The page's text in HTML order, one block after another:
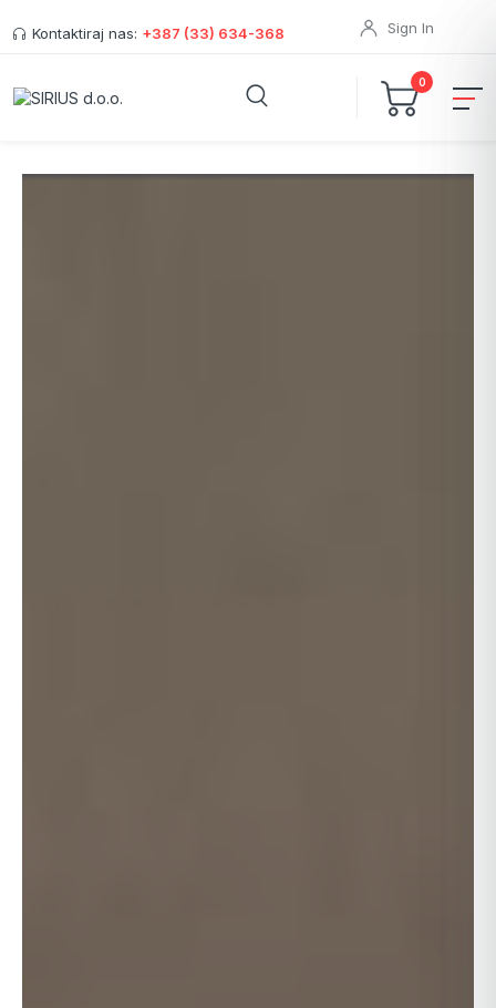
Kontaktiraj nas: +387 (33) 634-368 Sign In
0